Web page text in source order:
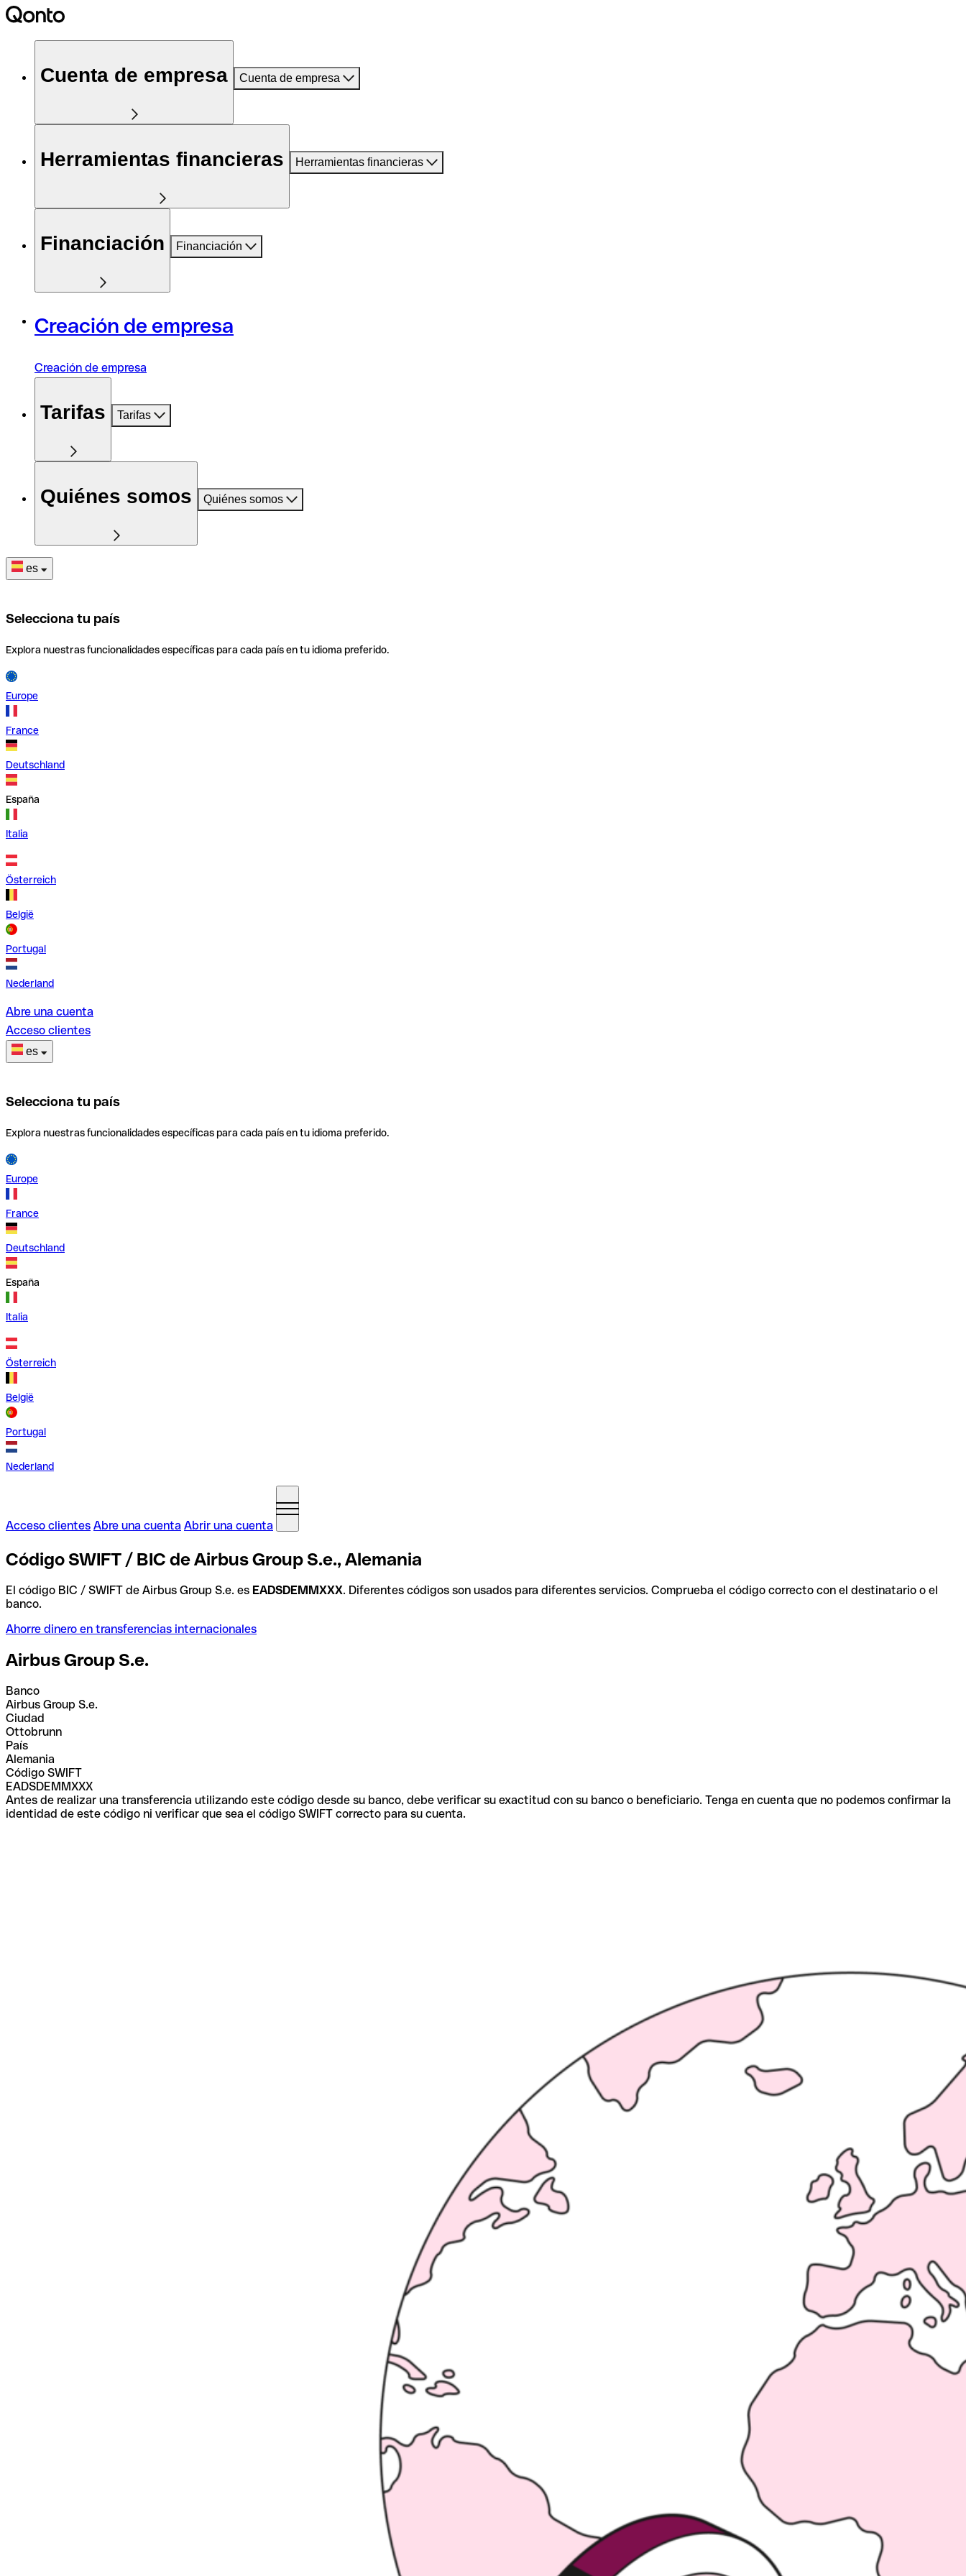
Cuenta de empresa Cuenta de empresa
Herramientas financieras Herramientas financieras
Financiación Financiación
Creación de empresa
Creación de empresa
Tarifas Tarifas
Quiénes somos Quiénes somos
es
Selecciona tu país
Explora nuestras funcionalidades específicas para cada país en tu idioma preferido.
Europe
France
Deutschland
España
Italia
Österreich
België
Portugal
Nederland
Abre una cuenta
Acceso clientes
es
Selecciona tu país
Explora nuestras funcionalidades específicas para cada país en tu idioma preferido.
Europe
France
Deutschland
España
Italia
Österreich
België
Portugal
Nederland
Acceso clientes Abre una cuenta Abrir una cuenta
Código SWIFT / BIC de Airbus Group S.e., Alemania
El código BIC / SWIFT de Airbus Group S.e. es EADSDEMMXXX. Diferentes códigos son usados para diferentes servicios. Comprueba el código correcto con el destinatario o el
banco.
Ahorre dinero en transferencias internacionales
Airbus Group S.e.
Banco
Airbus Group S.e.
Ciudad
Ottobrunn
País
Alemania
Código SWIFT
EADSDEMMXXX
Antes de realizar una transferencia utilizando este código desde su banco, debe verificar su exactitud con su banco o beneficiario. Tenga en cuenta que no podemos confirmar la
identidad de este código ni verificar que sea el código SWIFT correcto para su cuenta.